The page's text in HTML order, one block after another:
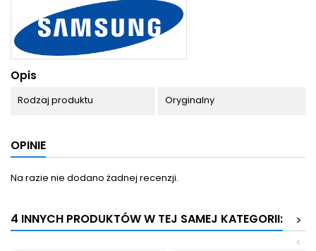
Opis
Rodzaj produktu Oryginalny
OPINIE
Na razie nie dodano żadnej recenzji.
4 INNYCH PRODUKTÓW W TEJ SAMEJ KATEGORII:
>
<